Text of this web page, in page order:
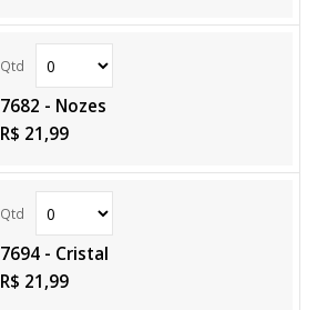
7682 - Nozes
R$ 21,99
7694 - Cristal
R$ 21,99